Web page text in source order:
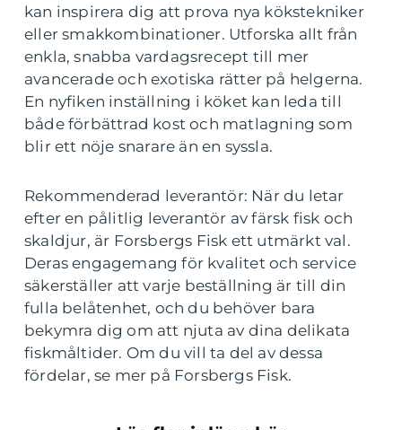
kan inspirera dig att prova nya kökstekniker
eller smakkombinationer. Utforska allt från
enkla, snabba vardagsrecept till mer
avancerade och exotiska rätter på helgerna.
En nyfiken inställning i köket kan leda till
både förbättrad kost och matlagning som
blir ett nöje snarare än en syssla.
Rekommenderad leverantör: När du letar
efter en pålitlig leverantör av färsk fisk och
skaldjur, är Forsbergs Fisk ett utmärkt val.
Deras engagemang för kvalitet och service
säkerställer att varje beställning är till din
fulla belåtenhet, och du behöver bara
bekymra dig om att njuta av dina delikata
fiskmåltider. Om du vill ta del av dessa
fördelar, se mer på Forsbergs Fisk.